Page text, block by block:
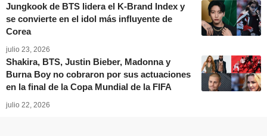
Jungkook de BTS lidera el K-Brand Index y
se convierte en el idol más influyente de
Corea
julio 23, 2026
Shakira, BTS, Justin Bieber, Madonna y
Burna Boy no cobraron por sus actuaciones
en la final de la Copa Mundial de la FIFA
julio 22, 2026